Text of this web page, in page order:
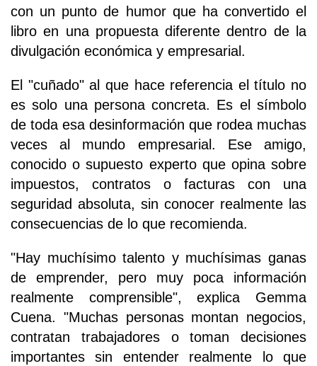
con un punto de humor que ha convertido el
libro en una propuesta diferente dentro de la
divulgación económica y empresarial.
El "cuñado" al que hace referencia el título no
es solo una persona concreta. Es el símbolo
de toda esa desinformación que rodea muchas
veces al mundo empresarial. Ese amigo,
conocido o supuesto experto que opina sobre
impuestos, contratos o facturas con una
seguridad absoluta, sin conocer realmente las
consecuencias de lo que recomienda.
"Hay muchísimo talento y muchísimas ganas
de emprender, pero muy poca información
realmente comprensible", explica Gemma
Cuena. "Muchas personas montan negocios,
contratan trabajadores o toman decisiones
importantes sin entender realmente lo que